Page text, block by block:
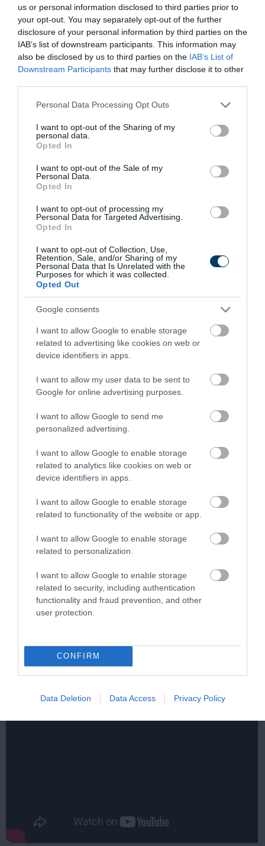
us or personal information disclosed to third parties prior to
your opt-out. You may separately opt-out of the further
disclosure of your personal information by third parties on the
IAB’s list of downstream participants. This information may
also be disclosed by us to third parties on the IAB’s List of
Downstream Participants that may further disclose it to other
Please note that this website/app uses one or more Google
not limited to your visit or usage behaviour. You may click to
grant or deny consent to Google and its third-party tags to
use your data for below specified purposes in below Google
consent section.
Personal Data Processing Opt Outs
I want to opt-out of the Sharing of my
personal data.
Opted In
I want to opt-out of the Sale of my
Personal Data.
Opted In
I want to opt-out of processing my
Personal Data for Targeted Advertising.
Opted In
I want to opt-out of Collection, Use,
Retention, Sale, and/or Sharing of my
Personal Data that Is Unrelated with the
Purposes for which it was collected.
Opted Out
Google consents
I want to allow Google to enable storage
related to advertising like cookies on web or
device identifiers in apps.
I want to allow my user data to be sent to
Google for online advertising purposes.
I want to allow Google to send me
personalized advertising.
I want to allow Google to enable storage
related to analytics like cookies on web or
device identifiers in apps.
I want to allow Google to enable storage
related to functionality of the website or app.
I want to allow Google to enable storage
related to personalization.
I want to allow Google to enable storage
related to security, including authentication
functionality and fraud prevention, and other
user protection.
CONFIRM
Data Deletion Data Access Privacy Policy
4 h 18 min
One Teaspoon And All The Worms In The Body
Die Instantly
7 h 40 min
5 Hidden Signs You Have Worms Inside Your
Body
Stop Eating These 3 Foods That Are Known to
More
159 97 134